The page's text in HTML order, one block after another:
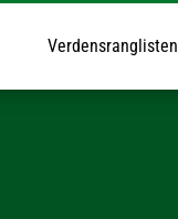
Verdensranglisten